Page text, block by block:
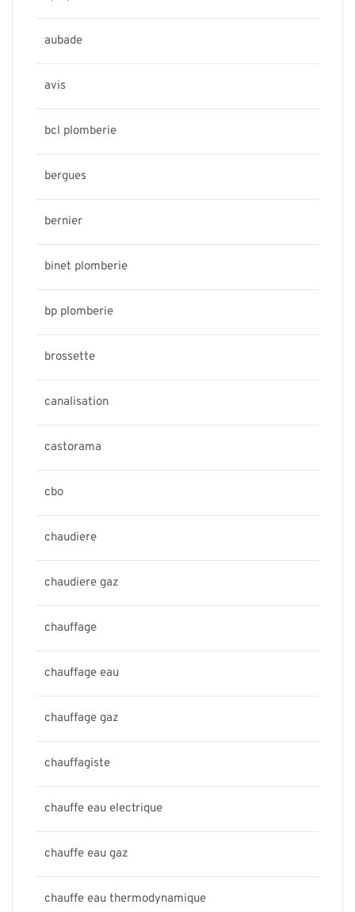
aubade
avis
bcl plomberie
bergues
bernier
binet plomberie
bp plomberie
brossette
canalisation
castorama
cbo
chaudiere
chaudiere gaz
chauffage
chauffage eau
chauffage gaz
chauffagiste
chauffe eau electrique
chauffe eau gaz
chauffe eau thermodynamique